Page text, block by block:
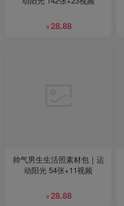
￥28.88
帅气男生生活照素材包｜运
动阳光 54张+11视频
￥28.88